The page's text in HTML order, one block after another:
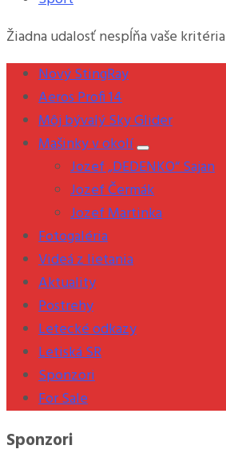
Žiadna udalosť nespĺňa vaše kritéria
Nový StingRay
Aeros Profi 14
Môj bývalý Sky Glider
Mašinky v okolí
Jozef „DEDENKO“ Sajan
Jozef Čermák
Jozef Martinka
Fotogaléria
Videá z lietania
Aktuality
Postrehy
Letecké odkazy
Letiská SR
Sponzori
For Sale
Sponzori